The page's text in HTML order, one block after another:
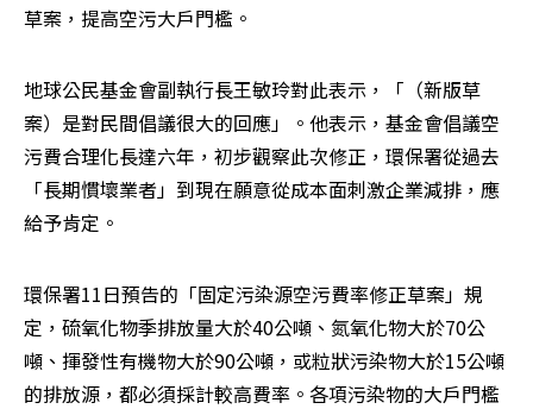
草案，提高空污大戶門檻。
地球公民基金會副執行長王敏玲對此表示，「（新版草
案）是對民間倡議很大的回應」。他表示，基金會倡議空
污費合理化長達六年，初步觀察此次修正，環保署從過去
「長期慣壞業者」到現在願意從成本面刺激企業減排，應
給予肯定。
環保署11日預告的「固定污染源空污費率修正草案」規
定，硫氧化物季排放量大於40公噸、氮氧化物大於70公
噸、揮發性有機物大於90公噸，或粒狀污染物大於15公噸
的排放源，都必須採計較高費率。各項污染物的大戶門檻